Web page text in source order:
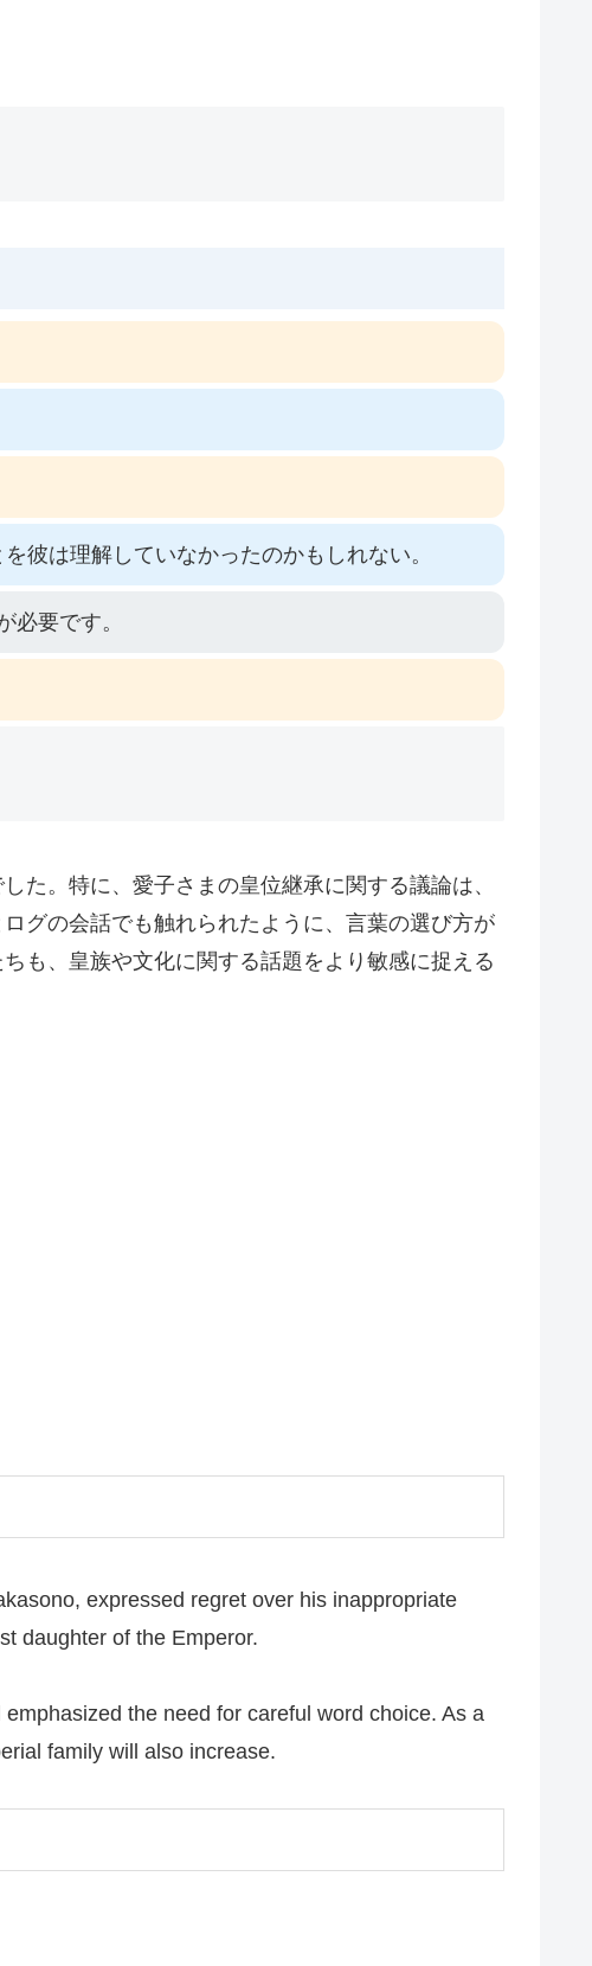
彼は理解していなかったのかもしれない。
必要です。
た。特に、愛子さまの皇位継承に関する議論は、
グの会話でも触れられたように、言葉の選び方が
も、皇族や文化に関する話題をより敏感に捉える
expressed regret over his inappropriate
daughter of the Emperor.
the need for careful word choice. As a
family will also increase.